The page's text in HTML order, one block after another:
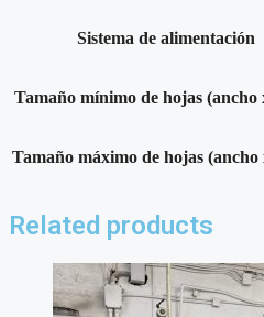
Sistema de alimentación
Tamaño mínimo de hojas (ancho
Tamaño máximo de hojas (ancho
Related products